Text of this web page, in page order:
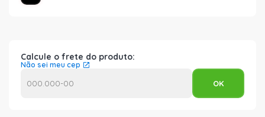
Calcule o frete do produto:
Não sei meu cep